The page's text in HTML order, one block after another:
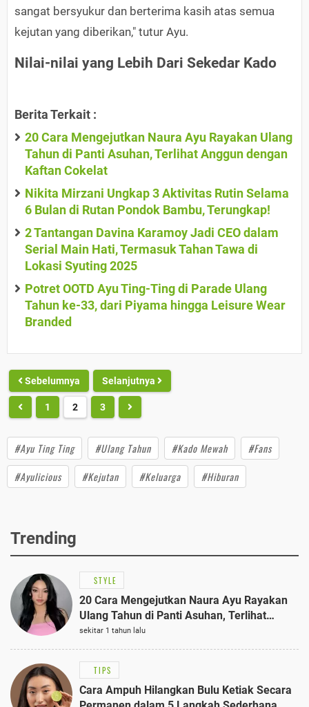
sangat bersyukur dan berterima kasih atas semua
kejutan yang diberikan," tutur Ayu.
Nilai-nilai yang Lebih Dari Sekedar Kado
Berita Terkait :
20 Cara Mengejutkan Naura Ayu Rayakan Ulang
Tahun di Panti Asuhan, Terlihat Anggun dengan
Kaftan Cokelat
Nikita Mirzani Ungkap 3 Aktivitas Rutin Selama
6 Bulan di Rutan Pondok Bambu, Terungkap!
2 Tantangan Davina Karamoy Jadi CEO dalam
Serial Main Hati, Termasuk Tahan Tawa di
Lokasi Syuting 2025
Potret OOTD Ayu Ting-Ting di Parade Ulang
Tahun ke-33, dari Piyama hingga Leisure Wear
Branded
Sebelumnya Selanjutnya
1 2 3
#Ayu Ting Ting #Ulang Tahun #Kado Mewah
#Fans
#Ayulicious
#Kejutan #Keluarga #Hiburan
Trending
STYLE
20 Cara Mengejutkan Naura Ayu Rayakan
Ulang Tahun di Panti Asuhan, Terlihat
Anggun dengan Kaftan Cokelat
sekitar 1 tahun lalu
TIPS
Cara Ampuh Hilangkan Bulu Ketiak Secara